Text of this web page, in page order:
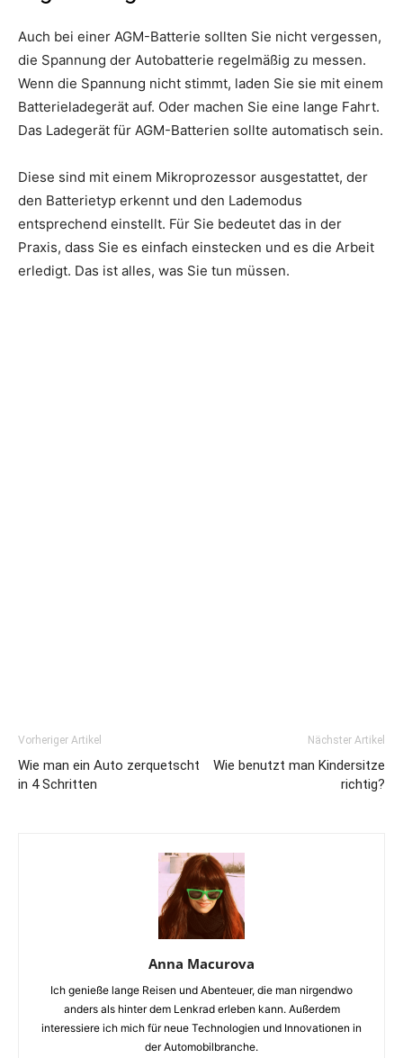
Auch bei einer AGM-Batterie sollten Sie nicht vergessen,
die Spannung der Autobatterie regelmäßig zu messen.
Wenn die Spannung nicht stimmt, laden Sie sie mit einem
Batterieladegerät auf. Oder machen Sie eine lange Fahrt.
Das Ladegerät für AGM-Batterien sollte automatisch sein.
Diese sind mit einem Mikroprozessor ausgestattet, der
den Batterietyp erkennt und den Lademodus
entsprechend einstellt. Für Sie bedeutet das in der
Praxis, dass Sie es einfach einstecken und es die Arbeit
erledigt. Das ist alles, was Sie tun müssen.
Vorheriger Artikel
Wie man ein Auto zerquetscht
in 4 Schritten
Nächster Artikel
Wie benutzt man Kindersitze
richtig?
Anna Macurova
Ich genieße lange Reisen und Abenteuer, die man nirgendwo
anders als hinter dem Lenkrad erleben kann. Außerdem
interessiere ich mich für neue Technologien und Innovationen in
der Automobilbranche.